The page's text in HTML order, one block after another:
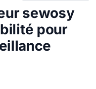
sewosy
pour